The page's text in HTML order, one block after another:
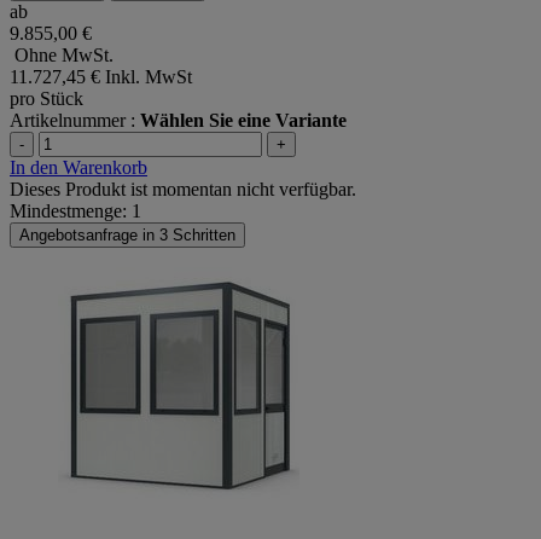
ab
9.855,00 €
Ohne MwSt.
11.727,45 € Inkl. MwSt
pro Stück
Artikelnummer : Wählen Sie eine Variante
- +
In den Warenkorb
Dieses Produkt ist momentan nicht verfügbar.
Mindestmenge: 1
Angebotsanfrage in 3 Schritten